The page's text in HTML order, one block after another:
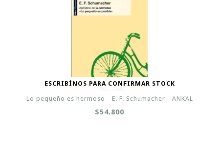
ESCRIBÍNOS PARA CONFIRMAR STOCK
Lo pequeño es hermoso - E. F. Schumacher - ANKAL
$54.800